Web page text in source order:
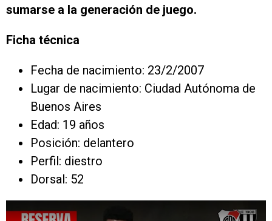
sumarse a la generación de juego.
Ficha técnica
Fecha de nacimiento: 23/2/2007
Lugar de nacimiento: Ciudad Autónoma de
Buenos Aires
Edad: 19 años
Posición: delantero
Perfil: diestro
Dorsal: 52